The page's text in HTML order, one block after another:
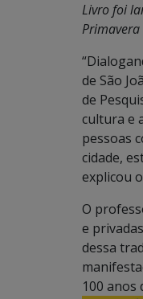
Livro foi
Primavera
de São
de
cultura e
pessoas
cidade,
explicou
O
e
dessa
100 anos